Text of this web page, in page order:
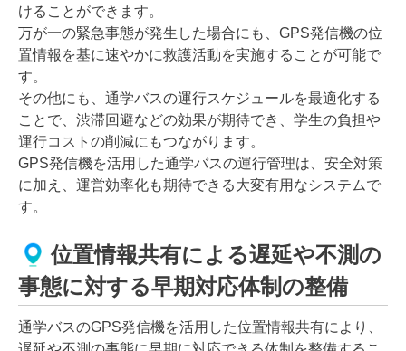
けることができます。
万が一の緊急事態が発生した場合にも、GPS発信機の位
置情報を基に速やかに救護活動を実施することが可能で
す。
その他にも、通学バスの運行スケジュールを最適化する
ことで、渋滞回避などの効果が期待でき、学生の負担や
運行コストの削減にもつながります。
GPS発信機を活用した通学バスの運行管理は、安全対策
に加え、運営効率化も期待できる大変有用なシステムで
す。
位置情報共有による遅延や不測の
事態に対する早期対応体制の整備
通学バスのGPS発信機を活用した位置情報共有により、